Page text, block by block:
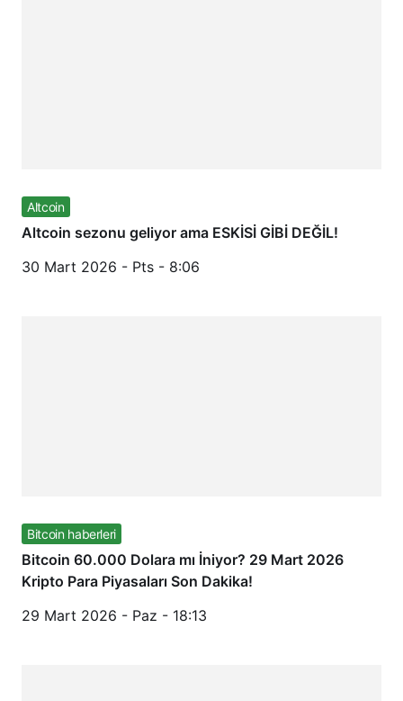
Altcoin
Altcoin sezonu geliyor ama ESKİSİ GİBİ DEĞİL!
30 Mart 2026 - Pts - 8:06
Bitcoin haberleri
Bitcoin 60.000 Dolara mı İniyor? 29 Mart 2026
Kripto Para Piyasaları Son Dakika!
29 Mart 2026 - Paz - 18:13